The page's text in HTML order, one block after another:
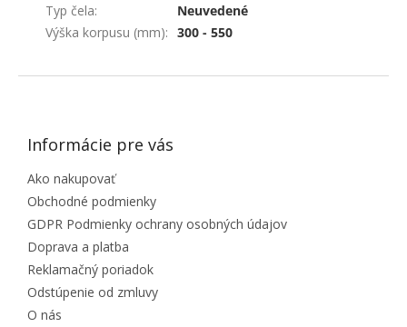
Typ čela:
Neuvedené
Výška korpusu (mm): 300 - 550
ZÁPÄTIE
Informácie pre vás
Ako nakupovať
Obchodné podmienky
GDPR Podmienky ochrany osobných údajov
Doprava a platba
Reklamačný poriadok
Odstúpenie od zmluvy
O nás